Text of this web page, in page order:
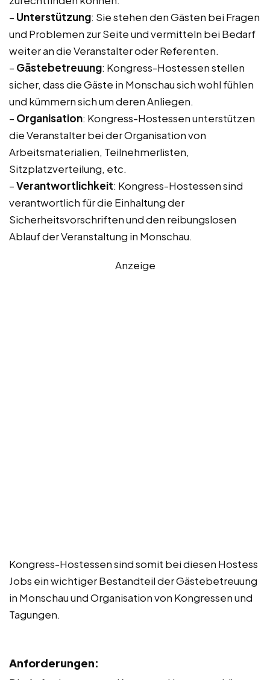
– Unterstützung: Sie stehen den Gästen bei Fragen
und Problemen zur Seite und vermitteln bei Bedarf
weiter an die Veranstalter oder Referenten.
– Gästebetreuung: Kongress-Hostessen stellen
sicher, dass die Gäste in Monschau sich wohl fühlen
und kümmern sich um deren Anliegen.
– Organisation: Kongress-Hostessen unterstützen
die Veranstalter bei der Organisation von
Arbeitsmaterialien, Teilnehmerlisten,
Sitzplatzverteilung, etc.
–Verantwortlichkeit: Kongress-Hostessen sind
verantwortlich für die Einhaltung der
Sicherheitsvorschriften und den reibungslosen
Ablauf der Veranstaltung in Monschau.
Anzeige
Kongress-Hostessen sind somit bei diesen Hostess
Jobs ein wichtiger Bestandteil der Gästebetreuung
in Monschau und Organisation von Kongressen und
Tagungen.
Anforderungen: